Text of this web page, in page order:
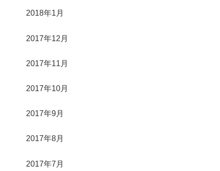
2018年1月
2017年12月
2017年11月
2017年10月
2017年9月
2017年8月
2017年7月